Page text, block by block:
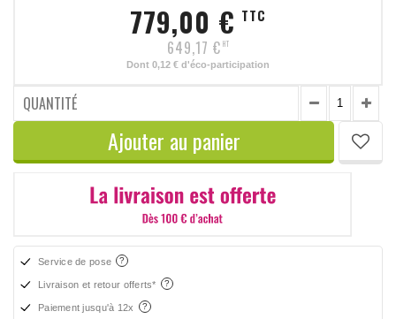
779,00 € TTC
649,17 € HT
Dont 0,12 € d'éco-participation
QUANTITÉ
Ajouter au panier
Service de pose
Livraison et retour offerts*
Paiement jusqu'à 12x